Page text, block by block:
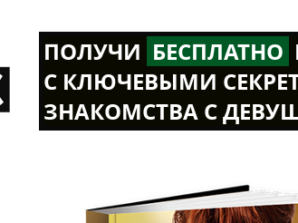
ПОЛУЧИ БЕСПЛАТНО
С КЛЮЧЕВЫМИ
ЗНАКОМСТВА С